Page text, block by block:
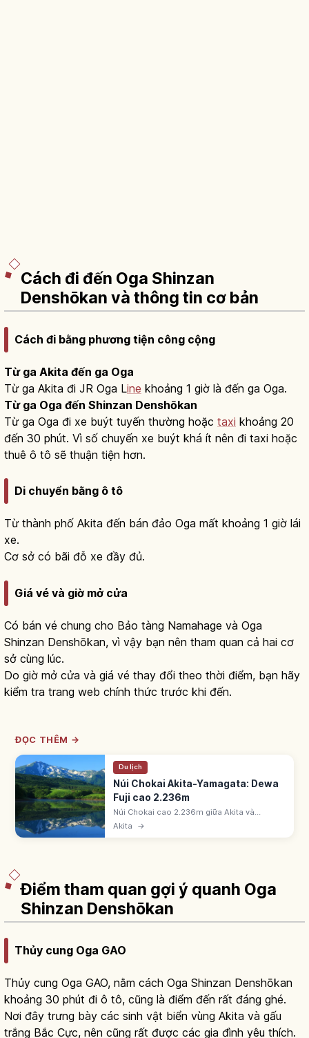
Cách đi đến Oga Shinzan
Denshōkan và thông tin cơ bản
Cách đi bằng phương tiện công cộng
Từ ga Akita đến ga Oga
Từ ga Akita đi JR Oga Line khoảng 1 giờ là đến ga Oga.
Từ ga Oga đến Shinzan Denshōkan
Từ ga Oga đi xe buýt tuyến thường hoặc taxi khoảng 20
đến 30 phút. Vì số chuyến xe buýt khá ít nên đi taxi hoặc
thuê ô tô sẽ thuận tiện hơn.
Di chuyển bằng ô tô
Từ thành phố Akita đến bán đảo Oga mất khoảng 1 giờ lái
xe.
Cơ sở có bãi đỗ xe đầy đủ.
Giá vé và giờ mở cửa
Có bán vé chung cho Bảo tàng Namahage và Oga
Shinzan Denshōkan, vì vậy bạn nên tham quan cả hai cơ
sở cùng lúc.
Do giờ mở cửa và giá vé thay đổi theo thời điểm, bạn hãy
kiểm tra trang web chính thức trước khi đến.
ĐỌC THÊM →
Du lịch
Núi Chokai Akita-Yamagata: Dewa
Fuji cao 2.236m
Núi Chokai cao 2.236m giữa Akita và
Yamagata, được gọi 'Dewa Fuji'. Một trong
Akita →
Điểm tham quan gợi ý quanh Oga
Shinzan Denshōkan
Thủy cung Oga GAO
Thủy cung Oga GAO, nằm cách Oga Shinzan Denshōkan
khoảng 30 phút đi ô tô, cũng là điểm đến rất đáng ghé.
Nơi đây trưng bày các sinh vật biển vùng Akita và gấu
trắng Bắc Cực, nên cũng rất được các gia đình yêu thích.